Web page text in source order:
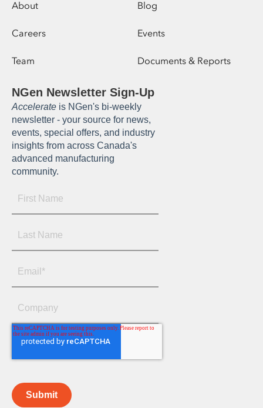
About
Careers
Team
Blog
Events
Documents & Reports
NGen Newsletter Sign-Up
Accelerate is NGen's bi-weekly
newsletter - your source for news,
events, special offers, and industry
insights from across Canada's
advanced manufacturing
community.
Submit